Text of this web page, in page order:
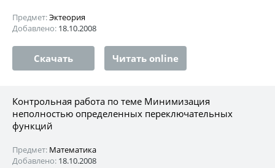
Предмет:Эктеория
Добавлено: 18.10.2008
Скачать Читать online
Контрольная работа по теме Минимизация
неполностью определенных переключательных
функций
Предмет: Математика
Добавлено: 18.10.2008